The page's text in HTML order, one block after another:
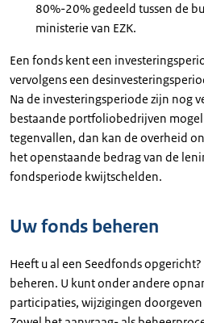
80%-20% gedeeld tussen de
ministerie van EZK.
Een fonds kent een
vervolgens een
Na de investeringsperiode zijn nog
bestaande portfoliobedrijven
tegenvallen, dan kan de overheid
het openstaande bedrag van de
fondsperiode kwijtschelden.
Uw fonds beheren
Heeft u al een Seedfonds
beheren. U kunt onder andere
participaties, wijzigingen